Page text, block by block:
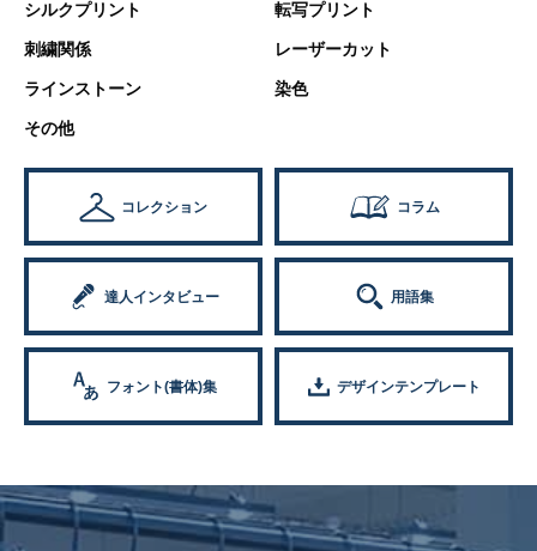
シルクプリント 転写プリント
刺繍関係 レーザーカット
ラインストーン 染色
その他
コレクション コラム
達人インタビュー 用語集
フォント(書体)集 デザインテンプレート